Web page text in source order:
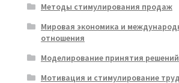
Методы стимулирования продаж
Мировая экономика и
отношения
Моделирование принятия решений
Мотивация и стимулирование